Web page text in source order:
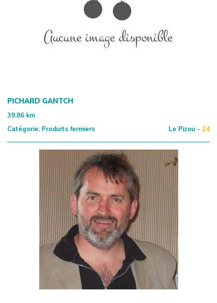
PICHARD GANTCH
39.86 km
Catégorie: Produits fermiers Le Pizou - 24